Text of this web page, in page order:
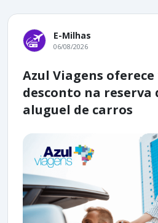
E-Milhas
06/08/2026
Azul Viagens oferece
desconto na reserva
aluguel de carros